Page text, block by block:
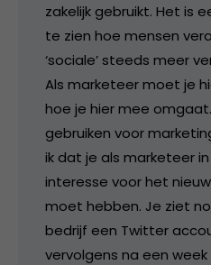
zakelijk gebruikt. Het is
te zien hoe mensen
‘sociale’ steeds meer
Als marketeer moet je
hoe je hier mee
gebruiken voor
ik dat je als marketeer
interesse voor het
moet hebben. Je ziet
bedrijf een Twitter
vervolgens na een